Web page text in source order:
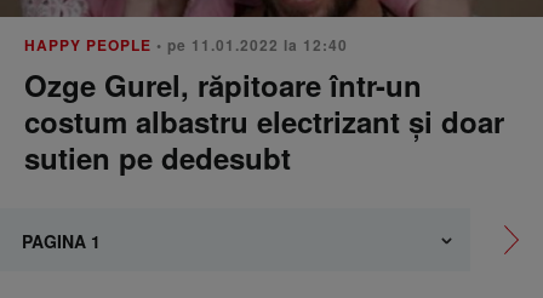
HAPPY PEOPLE • pe 11.01.2022 la 12:40
Ozge Gurel, răpitoare într-un
costum albastru electrizant și doar
sutien pe dedesubt